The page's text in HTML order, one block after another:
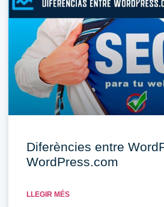
Diferències entre
WordPress.com
LLEGIR MÉS